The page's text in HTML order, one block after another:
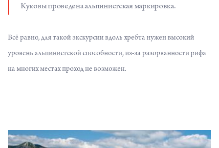
Куковы проведена альпинистская маркировка.
Всё равно, для такой экскурсии вдоль хребта нужен высокий
уровень альпинистской способности, из-за разорванности рифа
на многих местах проход не возможен.